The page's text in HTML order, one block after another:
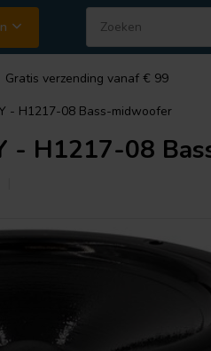
Gratis verzending vanaf € 99
- H1217-08 Bass-midwoofer
- H1217-08